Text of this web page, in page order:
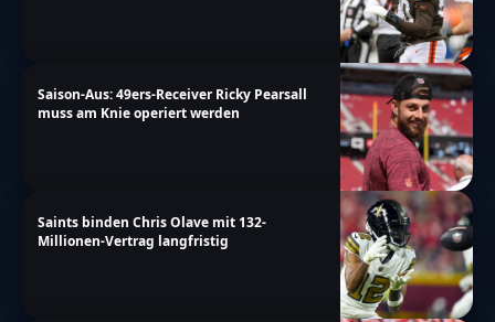
Saison-Aus: 49ers-Receiver Ricky Pearsall
muss am Knie operiert werden
Saints binden Chris Olave mit 132-
Millionen-Vertrag langfristig